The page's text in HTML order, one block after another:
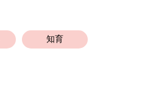
知育